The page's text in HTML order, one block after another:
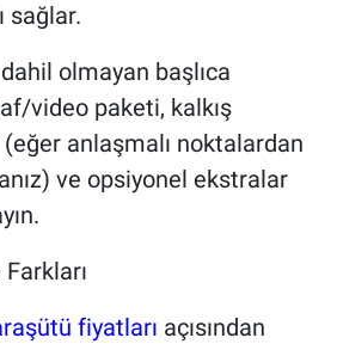
sağlar.
olmayan başlıca
video paketi, kalkış
(eğer anlaşmalı noktalardan
ve opsiyonel ekstralar
fiyatları açısından